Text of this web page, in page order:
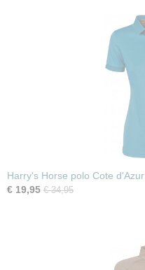
Harry's Horse polo Cote d'Azur
€ 19,95 € 34,95